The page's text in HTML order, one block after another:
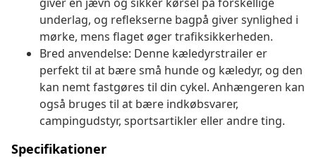
underlag, og reflekserne bagpå giver synlighed i
mørke, mens flaget øger trafiksikkerheden.
Bred anvendelse: Denne kæledyrstrailer er
perfekt til at bære små hunde og kæledyr, og den
kan nemt fastgøres til din cykel. Anhængeren kan
også bruges til at bære indkøbsvarer,
campingudstyr, sportsartikler eller andre ting.
Specifikationer